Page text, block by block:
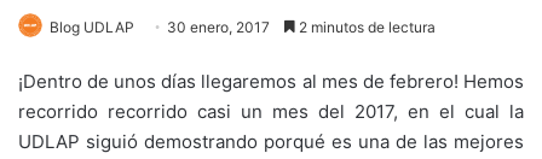
Blog UDLAP 30 enero, 2017 2 minutos de lectura
¡Dentro de unos días llegaremos al mes de febrero! Hemos
recorrido recorrido casi un mes del 2017, en el cual la
UDLAP siguió demostrando porqué es una de las mejores